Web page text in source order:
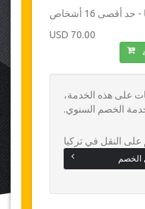
أقصى 16 أشخاص
70.00 USD
على هذه الخدمة،
الخصم السنوي.
النقل في تركيا
الخصم